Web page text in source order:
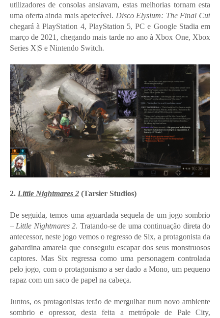
utilizadores de consolas ansiavam, estas melhorias tornam esta
uma oferta ainda mais apetecível. Disco Elysium: The Final Cut
chegará à PlayStation 4, PlayStation 5, PC e Google Stadia em
março de 2021, chegando mais tarde no ano à Xbox One, Xbox
Series X|S e Nintendo Switch.
2. Little Nightmares 2 (Tarsier Studios)
De seguida, temos uma aguardada sequela de um jogo sombrio
– Little Nightmares 2. Tratando-se de uma continuação direta do
antecessor, neste jogo vemos o regresso de Six, a protagonista da
gabardina amarela que conseguiu escapar dos seus monstruosos
captores. Mas Six regressa como uma personagem controlada
pelo jogo, com o protagonismo a ser dado a Mono, um pequeno
rapaz com um saco de papel na cabeça.
Juntos, os protagonistas terão de mergulhar num novo ambiente
sombrio e opressor, desta feita a metrópole de Pale City,